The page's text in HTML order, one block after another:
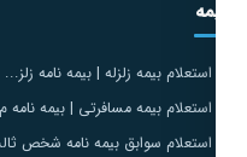
استعلام بیمه زلزله | بیمه نامه زلز...
استعلام بیمه مسافرتی | بیمه نامه م...
استعلام سوابق بیمه نامه شخص ثالث